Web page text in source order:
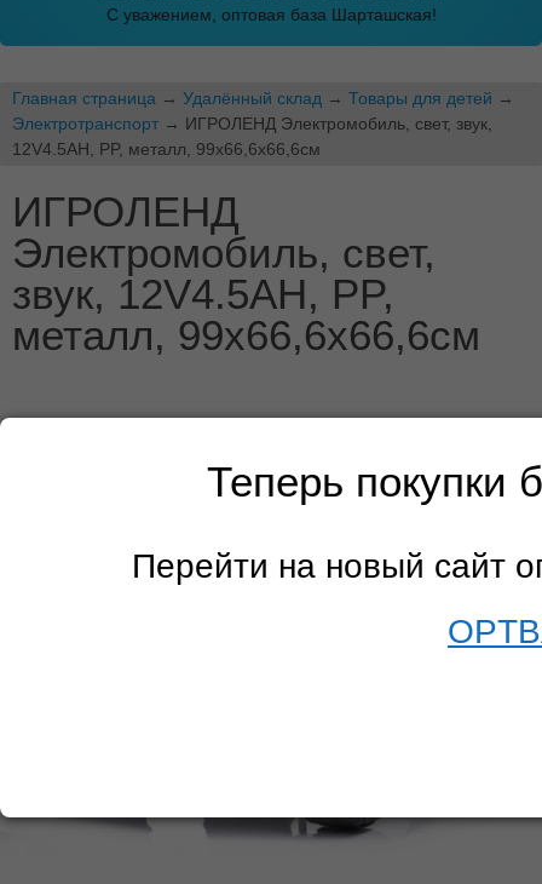
Теперь покупки
Перейти на новый сайт
С уважением, оптовая база Шарташская!
Главная страница → Удалённый склад → Товары для детей →
Электротранспорт → ИГРОЛЕНД Электромобиль, свет, звук,
12V4.5AH, PP, металл, 99х66,6х66,6см
ИГРОЛЕНД
Электромобиль, свет,
звук, 12V4.5AH, PP,
металл, 99х66,6х66,6см